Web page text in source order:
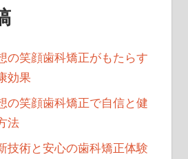
の笑顔歯科矯正がもたらす
効果
の笑顔歯科矯正で自信と健
法
技術と安心の歯科矯正体験